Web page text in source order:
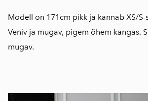
Modell on 171cm pikk ja kannab XS/S-
Veniv ja mugav, pigem õhem kangas.
mugav.